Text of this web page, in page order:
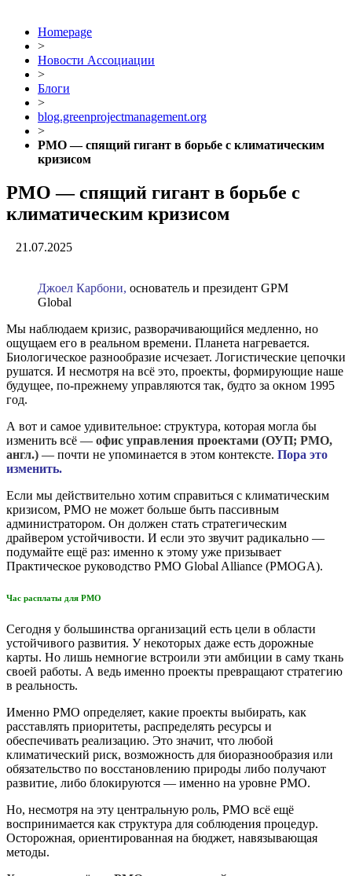
Homepage
>
Новости Ассоциации
>
Блоги
>
blog.greenprojectmanagement.org
>
PMO — спящий гигант в борьбе с климатическим
кризисом
PMO — спящий гигант в борьбе с
климатическим кризисом
21.07.2025
Джоел Карбони, основатель и президент GPM
Global
Мы наблюдаем кризис, разворачивающийся медленно, но
ощущаем его в реальном времени. Планета нагревается.
Биологическое разнообразие исчезает. Логистические цепочки
рушатся. И несмотря на всё это, проекты, формирующие наше
будущее, по-прежнему управляются так, будто за окном 1995
год.
А вот и самое удивительное: структура, которая могла бы
изменить всё — офис управления проектами (ОУП; PMO,
англ.) — почти не упоминается в этом контексте. Пора это
изменить.
Если мы действительно хотим справиться с климатическим
кризисом, PMO не может больше быть пассивным
администратором. Он должен стать стратегическим
драйвером устойчивости. И если это звучит радикально —
подумайте ещё раз: именно к этому уже призывает
Практическое руководство PMO Global Alliance (PMOGA).
Час расплаты для PMO
Сегодня у большинства организаций есть цели в области
устойчивого развития. У некоторых даже есть дорожные
карты. Но лишь немногие встроили эти амбиции в саму ткань
своей работы. А ведь именно проекты превращают стратегию
в реальность.
Именно PMO определяет, какие проекты выбирать, как
расставлять приоритеты, распределять ресурсы и
обеспечивать реализацию. Это значит, что любой
климатический риск, возможность для биоразнообразия или
обязательство по восстановлению природы либо получают
развитие, либо блокируются — именно на уровне PMO.
Но, несмотря на эту центральную роль, PMO всё ещё
воспринимается как структура для соблюдения процедур.
Осторожная, ориентированная на бюджет, навязывающая
методы.